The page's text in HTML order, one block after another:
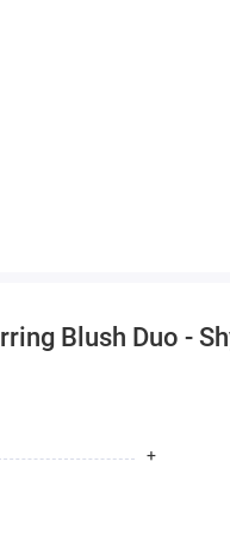
Blush Duo -
+